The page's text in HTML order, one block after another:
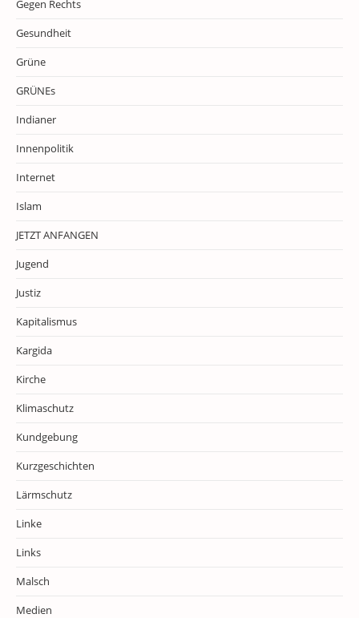
Gegen Rechts
Gesundheit
Grüne
GRÜNEs
Indianer
Innenpolitik
Internet
Islam
JETZT ANFANGEN
Jugend
Justiz
Kapitalismus
Kargida
Kirche
Klimaschutz
Kundgebung
Kurzgeschichten
Lärmschutz
Linke
Links
Malsch
Medien